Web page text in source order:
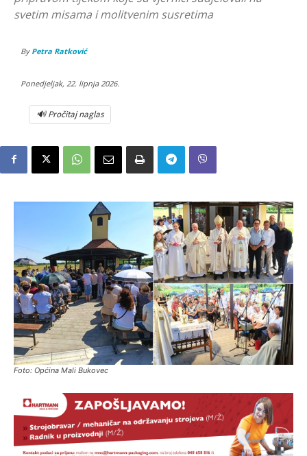
svetim misama i molitvenim susretima
By Petra Ratković
Ponedjeljak, 22. lipnja 2026.
🔊 Pročitaj naglas
Foto: Općina Mali Bukovec